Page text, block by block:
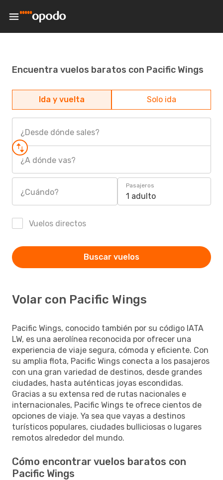
Encuentra vuelos baratos con Pacific Wings
Ida y vuelta Solo ida
¿Desde dónde sales?
¿A dónde vas?
¿Cuándo?
Pasajeros
1 adulto
Vuelos directos
Buscar vuelos
Volar con Pacific Wings
Pacific Wings, conocido también por su código IATA
LW, es una aerolínea reconocida por ofrecer una
experiencia de viaje segura, cómoda y eficiente. Con
su amplia flota, Pacific Wings conecta a los pasajeros
con una gran variedad de destinos, desde grandes
ciudades, hasta auténticas joyas escondidas.
Gracias a su extensa red de rutas nacionales e
internacionales, Pacific Wings te ofrece cientos de
opciones de viaje. Ya sea que vayas a destinos
turísticos populares, ciudades bulliciosas o lugares
remotos alrededor del mundo.
Cómo encontrar vuelos baratos con
Pacific Wings